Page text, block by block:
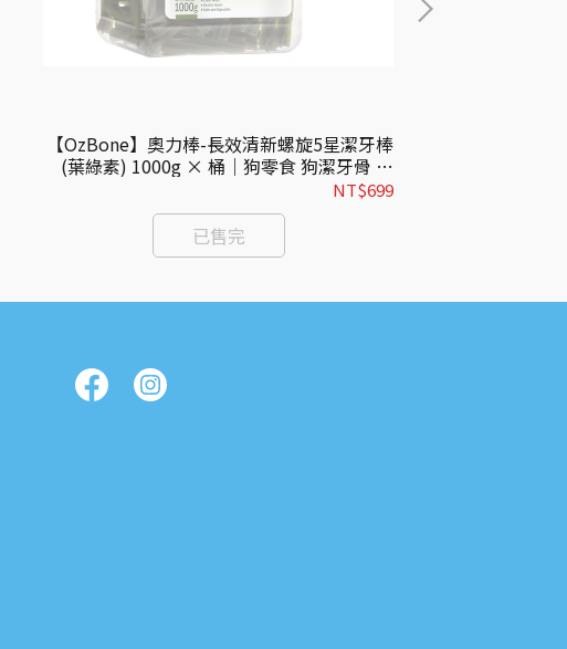
【OzBone】奧力棒-長效清新螺旋5星潔牙棒
(葉綠素) 1000g × 桶｜狗零食 狗潔牙骨 桶
裝 家庭號 奧力棒潔牙骨
NT$699
已售完